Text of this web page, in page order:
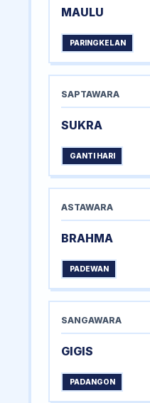
MAULU
PARINGKELAN
SAPTAWARA
SUKRA
GANTI HARI
ASTAWARA
BRAHMA
PADEWAN
SANGAWARA
GIGIS
PADANGON